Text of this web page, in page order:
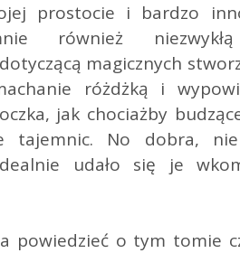
prostocie i bardzo
również
magicznych
różdżką i
jak chociażby
tajemnic. No dobra,
udało się je
powiedzieć o tym tomie